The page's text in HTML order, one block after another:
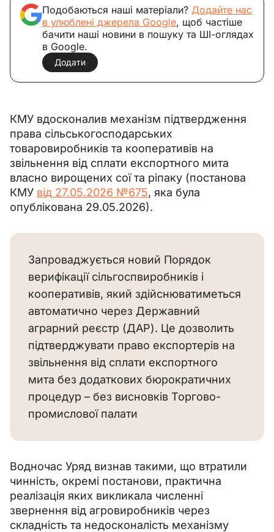
Подобаються наші матеріали? Додайте нас
в улюблені джерела Google, щоб частіше
бачити наші новини в пошуку та ШІ-оглядах
в Google.
Додати
КМУ вдосконалив механізм підтвердження
права сільськогосподарських
товаровиробників та кооперативів на
звільнення від сплати експортного мита
власно вирощених сої та ріпаку (постанова
КМУ від 27.05.2026 №675, яка була
опублікована 29.05.2026).
Запроваджується новий Порядок
верифікації сільгоспвиробників і
кооперативів, який здійснюватиметься
автоматично через Державний
аграрний реєстр (ДАР). Це дозволить
підтверджувати право експортерів на
звільнення від сплати експортного
мита без додаткових бюрократичних
процедур – без висновків Торгово-
промислової палати
Водночас Уряд визнав такими, що втратили
чинність, окремі постанови, практична
реалізація яких викликала численні
звернення від агровиробників через
складність та недосконалість механізму